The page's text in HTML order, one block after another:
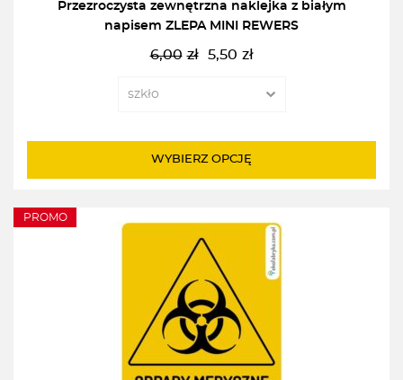
Przezroczysta zewnętrzna naklejka z białym
napisem ZLEPA MINI REWERS
6,00 zł
Pierwotna
5,50 zł
Aktualna
WYBIERZ OPCJĘ
PROMO